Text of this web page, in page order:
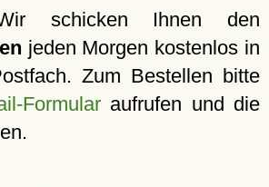
schicken Ihnen den
jeden Morgen kostenlos in
Zum Bestellen bitte
Formular aufrufen und die